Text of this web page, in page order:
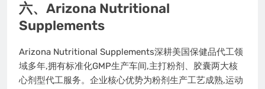
六、Arizona Nutritional
Supplements
Arizona Nutritional Supplements深耕美国保健品代工领
域多年,拥有标准化GMP生产车间,主打粉剂、胶囊两大核
心剂型代工服务。企业核心优势为粉剂生产工艺成熟,运动